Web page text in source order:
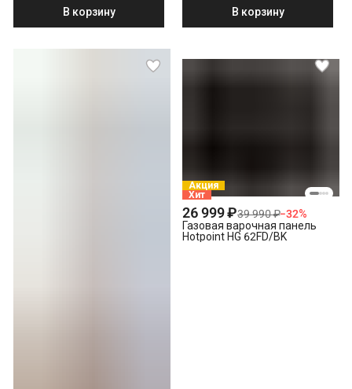
В корзину
В корзину
Акция
Хит
26 999 ₽39 990 ₽−32%
Газовая варочная панель
Hotpoint HG 62FD/BK